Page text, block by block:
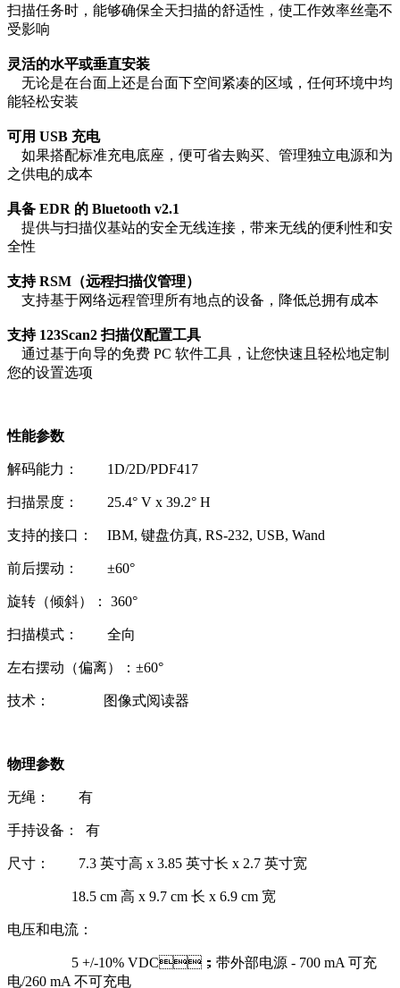
扫描任务时，能够确保全天扫描的舒适性，使工作效率丝毫不
受影响
灵活的水平或垂直安装
无论是在台面上还是台面下空间紧凑的区域，任何环境中均
能轻松安装
可用 USB 充电
如果搭配标准充电底座，便可省去购买、管理独立电源和为
之供电的成本
具备 EDR 的 Bluetooth v2.1
提供与扫描仪基站的安全无线连接，带来无线的便利性和安
全性
支持 RSM（远程扫描仪管理）
支持基于网络远程管理所有地点的设备，降低总拥有成本
支持 123Scan2 扫描仪配置工具
通过基于向导的免费 PC 软件工具，让您快速且轻松地定制
您的设置选项
性能参数
解码能力： 1D/2D/PDF417
扫描景度： 25.4° V x 39.2° H
支持的接口： IBM, 键盘仿真, RS-232, USB, Wand
前后摆动： ±60°
旋转（倾斜）： 360°
扫描模式： 全向
左右摆动（偏离）：±60°
技术： 图像式阅读器
物理参数
无绳： 有
手持设备： 有
尺寸： 7.3 英寸高 x 3.85 英寸长 x 2.7 英寸宽
18.5 cm 高 x 9.7 cm 长 x 6.9 cm 宽
电压和电流：
5 +/-10% VDC；带外部电源 - 700 mA 可充
电/260 mA 不可充电